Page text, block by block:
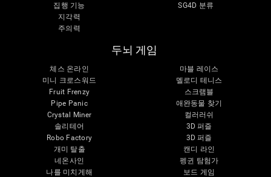
집행 기능
지각력
주의력
SG4D 분류
두뇌 게임
체스 온라인
미니 크로스워드
Fruit Frenzy
Pipe Panic
Crystal Miner
솔리테어
Robo Factory
개미 탈출
네온사인
나를 미치게해
마블 레이스
멜로디 테니스
스크램블
애완동물 찾기
컬러러쉬
3D 퍼즐
3D 퍼즐
캔디 라인
펭귄 탐험가
보드 게임